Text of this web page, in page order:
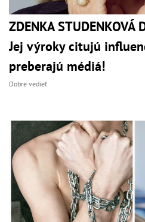
ZDENKA STUDENKOVÁ
Jej výroky citujú
preberajú médiá!
Dobre vedieť